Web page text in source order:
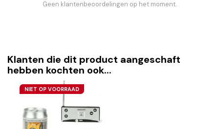
Geen klantenbeoordelingen op het moment.
Klanten die dit product aangeschaft
hebben kochten ook...
NIET OP VOORRAAD